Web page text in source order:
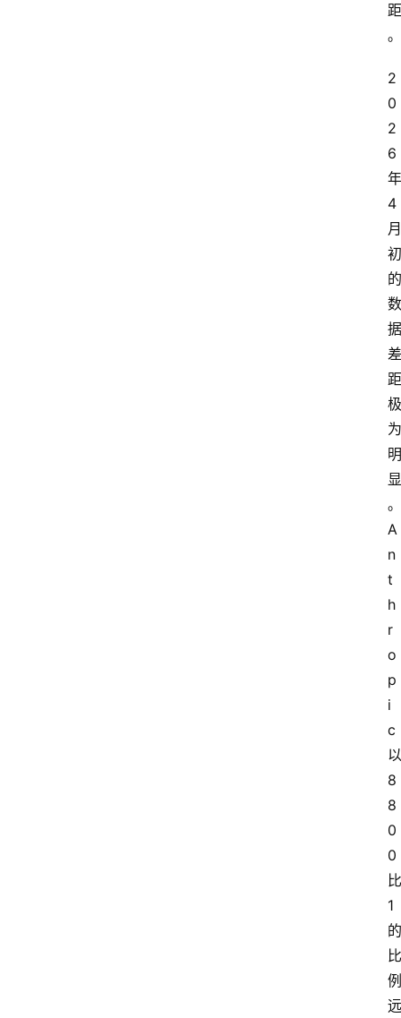
距
。
2
0
2
6
年
4
月
初
的
数
据
差
距
极
为
明
显
。
A
n
t
h
r
o
p
i
c
以
8
8
0
0
比
1
的
比
例
远